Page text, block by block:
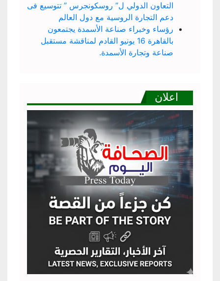
التعاون الدولي ل” روسكونجرس ” تتوسيع فى
دعم التجارة الروسية مع دول العالم
رؤساء وخبراء صناعة الأسمدة يجتمعون
بالقاهرة 16 يونيو القادم لمناقشة مستقبل
صناعة وتجارة الأسمدة.
اعلان